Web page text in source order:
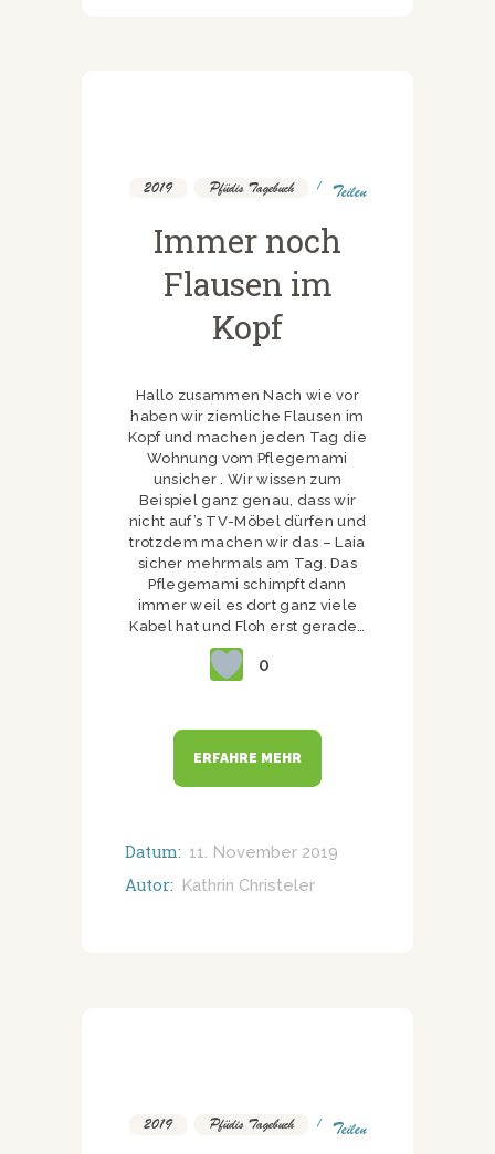
2019 Pfüdis Tagebuch Teilen
Immer noch
Flausen im
Kopf
Hallo zusammen Nach wie vor
haben wir ziemliche Flausen im
Kopf und machen jeden Tag die
Wohnung vom Pflegemami
unsicher . Wir wissen zum
Beispiel ganz genau, dass wir
nicht auf’s TV-Möbel dürfen und
trotzdem machen wir das – Laia
sicher mehrmals am Tag. Das
Pflegemami schimpft dann
immer weil es dort ganz viele
Kabel hat und Floh erst gerade…
0
ERFAHRE MEHR
Datum: 11. November 2019
Autor: Kathrin Christeler
2019 Pfüdis Tagebuch Teilen